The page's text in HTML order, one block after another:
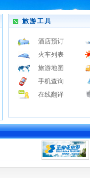
旅游工具
酒店预订
火车列表
旅游地图
手机查询
在线翻译